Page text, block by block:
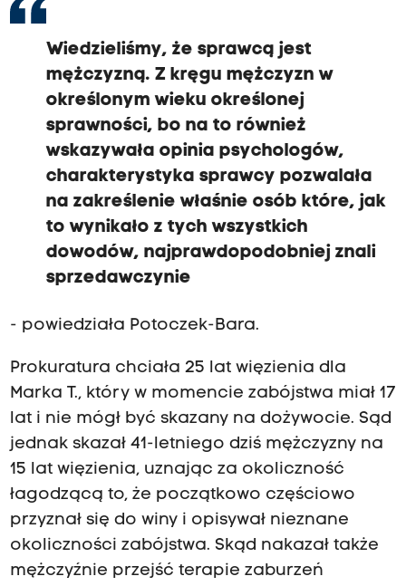
Wiedzieliśmy, że sprawcą jest
mężczyzną. Z kręgu mężczyzn w
określonym wieku określonej
sprawności, bo na to również
wskazywała opinia psychologów,
charakterystyka sprawcy pozwalała
na zakreślenie właśnie osób które, jak
to wynikało z tych wszystkich
dowodów, najprawdopodobniej znali
sprzedawczynie
- powiedziała Potoczek-Bara.
Prokuratura chciała 25 lat więzienia dla
Marka T., który w momencie zabójstwa miał 17
lat i nie mógł być skazany na dożywocie. Sąd
jednak skazał 41-letniego dziś mężczyzny na
15 lat więzienia, uznając za okoliczność
łagodzącą to, że początkowo częściowo
przyznał się do winy i opisywał nieznane
okoliczności zabójstwa. Skąd nakazał także
mężczyźnie przejść terapie zaburzeń